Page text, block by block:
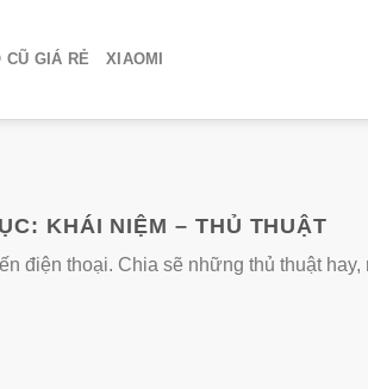
CŨ GIÁ RẺ XIAOMI
KHÁI NIỆM – THỦ THUẬT
điện thoại. Chia sẽ những thủ thuật